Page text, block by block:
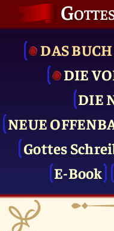
DAS
DIE
DIE
NEUE
Gottes
E-Book